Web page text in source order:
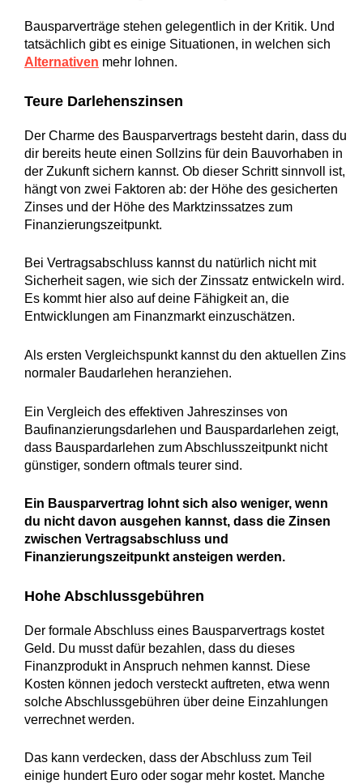
Bausparverträge stehen gelegentlich in der Kritik. Und
tatsächlich gibt es einige Situationen, in welchen sich
Alternativen mehr lohnen.
Teure Darlehenszinsen
Der Charme des Bausparvertrags besteht darin, dass du
dir bereits heute einen Sollzins für dein Bauvorhaben in
der Zukunft sichern kannst. Ob dieser Schritt sinnvoll ist,
hängt von zwei Faktoren ab: der Höhe des gesicherten
Zinses und der Höhe des Marktzinssatzes zum
Finanzierungszeitpunkt.
Bei Vertragsabschluss kannst du natürlich nicht mit
Sicherheit sagen, wie sich der Zinssatz entwickeln wird.
Es kommt hier also auf deine Fähigkeit an, die
Entwicklungen am Finanzmarkt einzuschätzen.
Als ersten Vergleichspunkt kannst du den aktuellen Zins
normaler Baudarlehen heranziehen.
Ein Vergleich des effektiven Jahreszinses von
Baufinanzierungsdarlehen und Bauspardarlehen zeigt,
dass Bauspardarlehen zum Abschlusszeitpunkt nicht
günstiger, sondern oftmals teurer sind.
Ein Bausparvertrag lohnt sich also weniger, wenn
du nicht davon ausgehen kannst, dass die Zinsen
zwischen Vertragsabschluss und
Finanzierungszeitpunkt ansteigen werden.
Hohe Abschlussgebühren
Der formale Abschluss eines Bausparvertrags kostet
Geld. Du musst dafür bezahlen, dass du dieses
Finanzprodukt in Anspruch nehmen kannst. Diese
Kosten können jedoch versteckt auftreten, etwa wenn
solche Abschlussgebühren über deine Einzahlungen
verrechnet werden.
Das kann verdecken, dass der Abschluss zum Teil
einige hundert Euro oder sogar mehr kostet. Manche